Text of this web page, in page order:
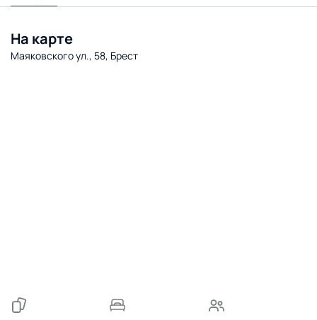
На карте
Маяковского ул., 58, Брест